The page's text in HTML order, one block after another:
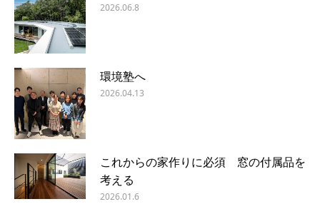
2026.06.8
環境塾へ
2026.04.13
これからの家作りに必須 窓の付属品を
考える
2026.01.6